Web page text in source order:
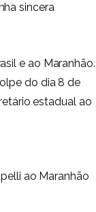
sincera
e ao Maranhão.
do dia 8 de
estadual ao
ao Maranhão